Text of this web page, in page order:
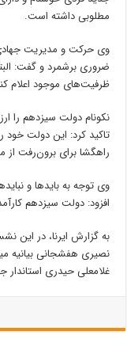
مطلوبی داشته است.
وی حرکت و مدیریت
ضروری برشمرد و گفت:
ظرفیت‌های موجود اعلام
نکونام دولت سیزدهم را
تاکید کرد: این دولت
راهگشا برای برون‌رفت از
وی توجه به بایدها و
افزود: دولت سیزدهم
به گزارش ایرنا، در این
نصیری هفشجانی بیانیه
غلامعلی حیدری استاندار